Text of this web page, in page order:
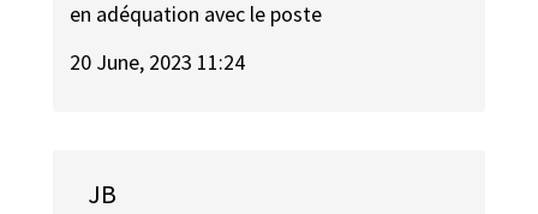
en adéquation avec le poste
20 June, 2023 11:24
JB